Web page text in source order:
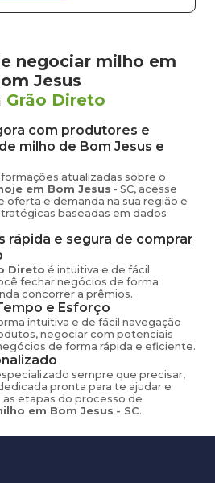
negociar milho em
Jesus
Grão Direto
com produtores e
milho de Bom Jesus e
atualizadas sobre o
hoje em Bom Jesus - SC, acesse
oferta e demanda na sua região e
baseadas em dados
rápida e segura de comprar
Direto é intuitiva e de fácil
fechar negócios de forma
concorrer a prêmios.
e Esforço
intuitiva e de fácil navegação
negociar com potenciais
de forma rápida e eficiente.
sempre que precisar,
pronta para te ajudar e
etapas do processo de
em Bom Jesus - SC.